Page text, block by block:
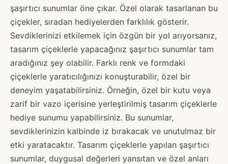
şaşırtıcı sunumlar öne çıkar. Özel olarak tasarlanan bu
çiçekler, sıradan hediyelerden farklılık gösterir.
Sevdiklerinizi etkilemek için özgün bir yol arıyorsanız,
tasarım çiçeklerle yapacağınız şaşırtıcı sunumlar tam
aradığınız şey olabilir. Farklı renk ve formdaki
çiçeklerle yaratıcılığınızı konuşturabilir, özel bir
deneyim yaşatabilirsiniz. Örneğin, özel bir kutu veya
zarif bir vazo içerisine yerleştirilmiş tasarım çiçeklerle
hediye sunumu yapabilirsiniz. Bu sunumlar,
sevdiklerinizin kalbinde iz bırakacak ve unutulmaz bir
etki yaratacaktır. Tasarım çiçeklerle yapılan şaşırtıcı
sunumlar, duygusal değerleri yansıtan ve özel anları